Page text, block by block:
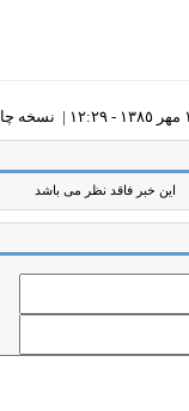
نسخه چاپي
این خبر فاقد نظر می باشد